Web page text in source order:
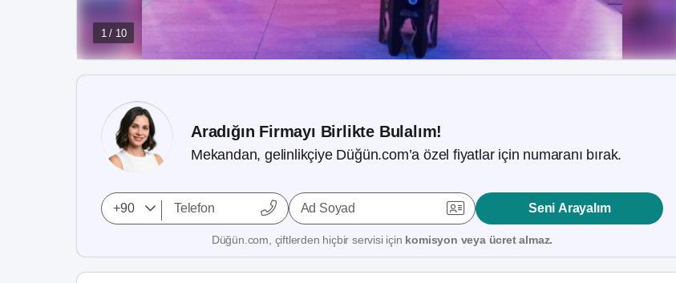
1 / 10
Aradığın Firmayı Birlikte Bulalım!
Mekandan, gelinlikçiye Düğün.com’a özel fiyatlar için numaranı bırak.
Ad Soyad Seni Arayalım
Düğün.com, çiftlerden hiçbir servisi için komisyon veya ücret almaz.